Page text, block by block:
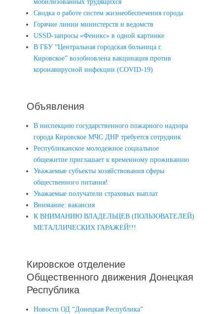
мобилизованных трудящихся
Сводка о работе систем жизнеобеспечения города
Горячие линии министерств и ведомств
USSD-запросы «Феникс» в одной картинке
В ГБУ “Центральная городская больница г.
Кировское” возобновлена вакцинация против
коронавирусной инфекции (COVID-19)
Объявления
В инспекцию государственного пожарного надзора
города Кировское МЧС ДНР требуется сотрудник
Республиканское молодежное социальное
общежитие приглашает к временному проживанию
Уважаемые субъекты хозяйствования сферы
общественного питания!
Уважаемые получатели страховых выплат
Внимание: вакансия
К ВНИМАНИЮ ВЛАДЕЛЬЦЕВ (ПОЛЬЗОВАТЕЛЕЙ)
МЕТАЛЛИЧЕСКИХ ГАРАЖЕЙ!!!
Кировское отделение
Общественного движения Донецкая
Республика
Новости ОД “Донецкая Республика”